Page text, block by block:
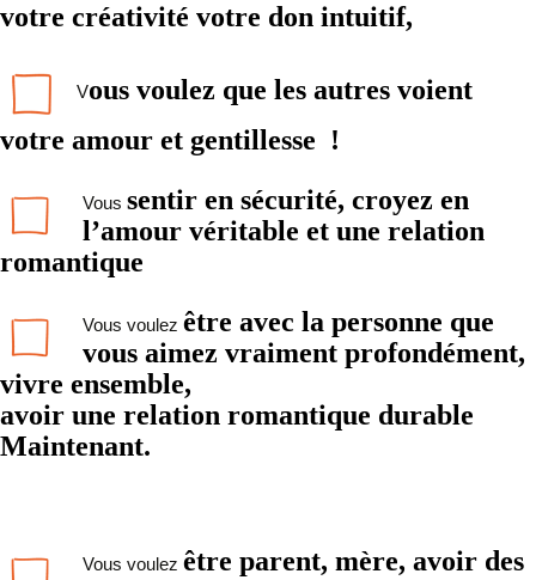
votre créativité votre don intuitif,
Vous voulez que les autres voient
votre amour et gentillesse !
Vous sentir en sécurité, croyez en
l’amour véritable et une relation
romantique
Vous voulez être avec la personne que
vous aimez vraiment profondément,
vivre ensemble,
avoir une relation romantique durable
Maintenant.
Vous voulez être parent, mère, avoir des